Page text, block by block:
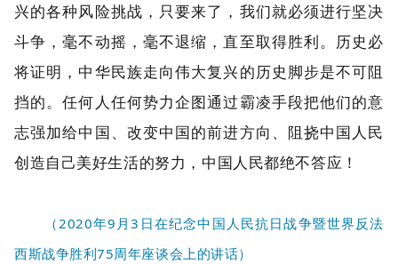
兴的各种风险挑战，只要来了，我们就必须进行坚决
斗争，毫不动摇，毫不退缩，直至取得胜利。历史必
将证明，中华民族走向伟大复兴的历史脚步是不可阻
挡的。任何人任何势力企图通过霸凌手段把他们的意
志强加给中国、改变中国的前进方向、阻挠中国人民
创造自己美好生活的努力，中国人民都绝不答应！
（2020年9月3日在纪念中国人民抗日战争暨世界反法
西斯战争胜利75周年座谈会上的讲话）